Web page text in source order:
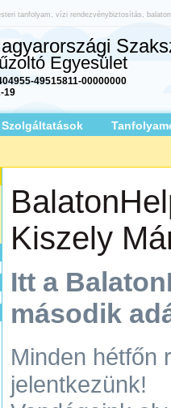
tanfolyam, vízi rendezvénybiztosítás,
Egyesület
49515811-00000000
19
Szolgáltatások
Kiszely
Itt a
második
Minden hétfőn
jelentkezünk!